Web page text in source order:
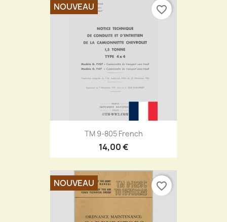
TM 9-805 French
14,00 €
NOUVEAU favorite_border
NOUVEAU favorite_border